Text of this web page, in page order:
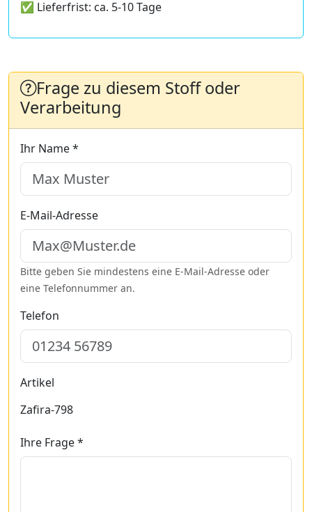
✅ Lieferfrist: ca. 5-10 Tage
Frage zu diesem Stoff oder
Verarbeitung
Ihr Name *
E-Mail-Adresse
Bitte geben Sie mindestens eine E-Mail-Adresse oder
eine Telefonnummer an.
Telefon
Artikel
Zafira-798
Ihre Frage *